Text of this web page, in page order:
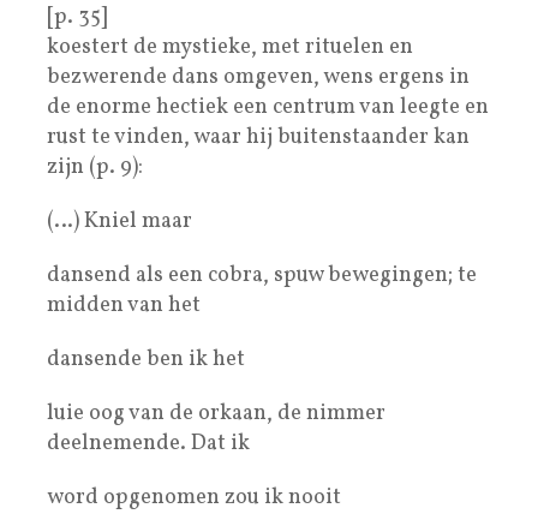
[p. 35]
koestert de mystieke, met rituelen en
bezwerende dans omgeven, wens ergens in
de enorme hectiek een centrum van leegte en
rust te vinden, waar hij buitenstaander kan
zijn (p. 9):
(…) Kniel maar
dansend als een cobra, spuw bewegingen; te
midden van het
dansende ben ik het
luie oog van de orkaan, de nimmer
deelnemende. Dat ik
word opgenomen zou ik nooit